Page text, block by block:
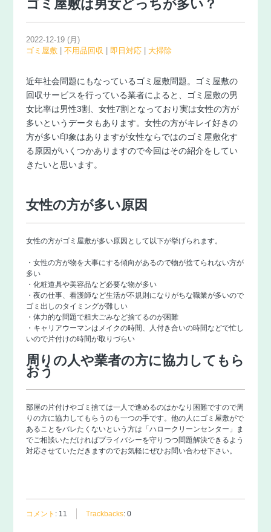
ゴミ屋敷は男女どっちが多い？
2022-12-19 (月)
ゴミ屋敷| 不用品回収 即日対応| 大掃除
近年社会問題にもなっているゴミ屋敷問題。ゴミ屋敷の
回収サービスを行っている業者によると、ゴミ屋敷の男
女比率は男性3割、女性7割となっており実は女性の方が
多いというデータもあります。女性の方がキレイ好きの
方が多い印象はありますが女性ならではのゴミ屋敷化す
る原因がいくつかありますので今回はその紹介をしてい
きたいと思います。
女性の方が多い原因
女性の方がゴミ屋敷が多い原因として以下が挙げられます。
・女性の方が物を大事にする傾向があるので物が捨てられない方が
多い
・化粧道具や美容品など必要な物が多い
・夜の仕事、看護師など生活が不規則になりがちな職業が多いので
ゴミ出しのタイミングが難しい
・体力的な問題で粗大ごみなど捨てるのが困難
・キャリアウーマンはメイクの時間、人付き合いの時間などで忙し
いので片付けの時間が取りづらい
周りの人や業者の方に協力してもら
おう
部屋の片付けやゴミ捨ては一人で進めるのはかなり困難ですので周
りの方に協力してもらうのも一つの手です。他の人にゴミ屋敷がで
あることをバレたくないという方は「 ハロークリーンセンター 」ま
でご相談いただければプライバシーを守りつつ問題解決できるよう
対応させていただきますのでお気軽にぜひお問い合わせ下さい。
コメント : 11 Trackbacks: 0